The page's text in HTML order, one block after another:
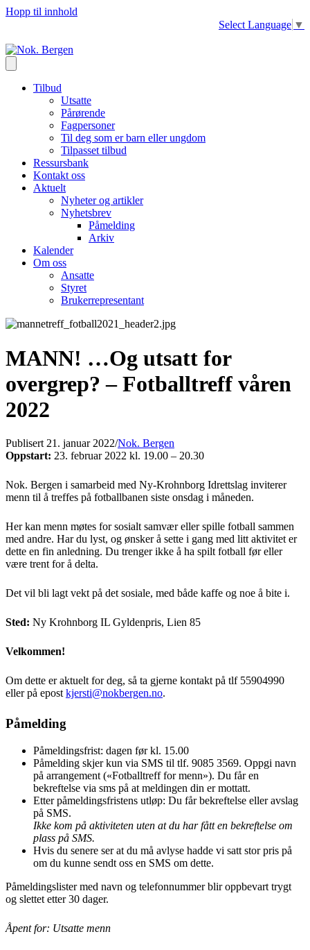
Hopp til innhold
Select Language ▼
Tilbud
Utsatte
Pårørende
Fagpersoner
Til deg som er barn eller ungdom
Tilpasset tilbud
Ressursbank
Kontakt oss
Aktuelt
Nyheter og artikler
Nyhetsbrev
Påmelding
Arkiv
Kalender
Om oss
Ansatte
Styret
Brukerrepresentant
MANN! …Og utsatt for
overgrep? – Fotballtreff våren
2022
Publisert 21. januar 2022/Nok. Bergen
Oppstart: 23. februar 2022 kl. 19.00 – 20.30
Nok. Bergen i samarbeid med Ny-Krohnborg Idrettslag inviterer
menn til å treffes på fotballbanen siste onsdag i måneden.
Her kan menn møtes for sosialt samvær eller spille fotball sammen
med andre. Har du lyst, og ønsker å sette i gang med litt aktivitet er
dette en fin anledning. Du trenger ikke å ha spilt fotball før eller
være trent for å delta.
Det vil bli lagt vekt på det sosiale, med både kaffe og noe å bite i.
Sted: Ny Krohnborg IL Gyldenpris, Lien 85
Velkommen!
Om dette er aktuelt for deg, så ta gjerne kontakt på tlf 55904990
eller på epost kjersti@nokbergen.no.
Påmelding
Påmeldingsfrist: dagen før kl. 15.00
Påmelding skjer kun via SMS til tlf. 9085 3569. Oppgi navn
på arrangement («Fotballtreff for menn»). Du får en
bekreftelse via sms på at meldingen din er mottatt.
Etter påmeldingsfristens utløp: Du får bekreftelse eller avslag
på SMS.
Ikke kom på aktiviteten uten at du har fått en bekreftelse om
plass på SMS.
Hvis du senere ser at du må avlyse hadde vi satt stor pris på
om du kunne sendt oss en SMS om dette.
Påmeldingslister med navn og telefonnummer blir oppbevart trygt
og slettet etter 30 dager.
Åpent for: Utsatte menn